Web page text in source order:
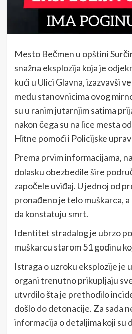
Mesto Bečmen u opštini
snažna eksplozija koja je
kući u Ulici Glavna, izazvavši
među stanovnicima ovog
su u ranim jutarnjim satima
nakon čega su na lice mesta
Hitne pomoći i Policijske
Prema prvim informacijama,
dolasku obezbedile šire
započele uviđaj. U jednoj od
pronađeno je telo muškarca,
da konstatuju smrt.
Identitet stradalog je ubrzo
muškarcu starom 51 godinu
Istraga o uzroku eksplozije je
organi trenutno prikupljaju
utvrdilo šta je prethodilo
došlo do detonacije. Za sada
informacija o detaljima koji su